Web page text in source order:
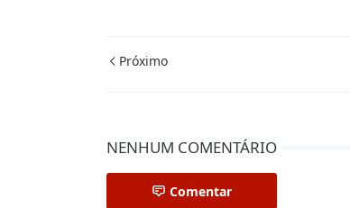
Próximo
NENHUM COMENTÁRIO
Comentar